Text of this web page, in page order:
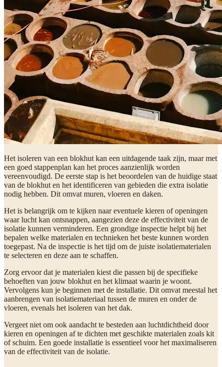
Het isoleren van een blokhut kan een uitdagende taak zijn, maar met
een goed stappenplan kan het proces aanzienlijk worden
vereenvoudigd. De eerste stap is het beoordelen van de huidige staat
van de blokhut en het identificeren van gebieden die extra isolatie
nodig hebben. Dit omvat muren, vloeren en daken.
Het is belangrijk om te kijken naar eventuele kieren of openingen
waar lucht kan ontsnappen, aangezien deze de effectiviteit van de
isolatie kunnen verminderen. Een grondige inspectie helpt bij het
bepalen welke materialen en technieken het beste kunnen worden
toegepast. Na de inspectie is het tijd om de juiste isolatiematerialen
te selecteren en deze aan te schaffen.
Zorg ervoor dat je materialen kiest die passen bij de specifieke
behoeften van jouw blokhut en het klimaat waarin je woont.
Vervolgens kun je beginnen met de installatie. Dit omvat meestal het
aanbrengen van isolatiemateriaal tussen de muren en onder de
vloeren, evenals het isoleren van het dak.
Vergeet niet om ook aandacht te besteden aan luchtdichtheid door
kieren en openingen af te dichten met geschikte materialen zoals kit
of schuim. Een goede installatie is essentieel voor het maximaliseren
van de effectiviteit van de isolatie.